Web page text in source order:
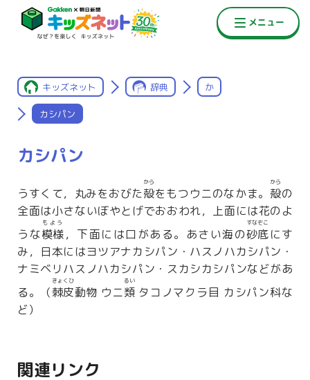
キッズネット 辞典 か
カシパン
カシパン
うすくて，丸みをおびた殻
から
をもつウニのなかま。 殻
から
の
全面は小さないぼやとげでおおわれ，上面には花のよ
うな模様
もよう
，下面には口がある。あさい海の砂底
すなぞこ
にす
み，日本にはヨツアナカシパン・ハスノハカシパン・
ナミベリハスノハカシパン・スカシカシパンなどがあ
る。（棘皮
きょくひ
動物 ウニ類
るい
タコノマクラ目 カシパン科な
ど）
関連リンク